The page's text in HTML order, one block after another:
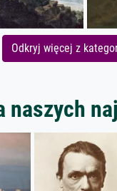
Odkryj więcej z
naszych